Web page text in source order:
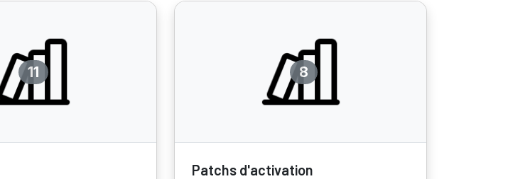
11 8
Patchs d'activation